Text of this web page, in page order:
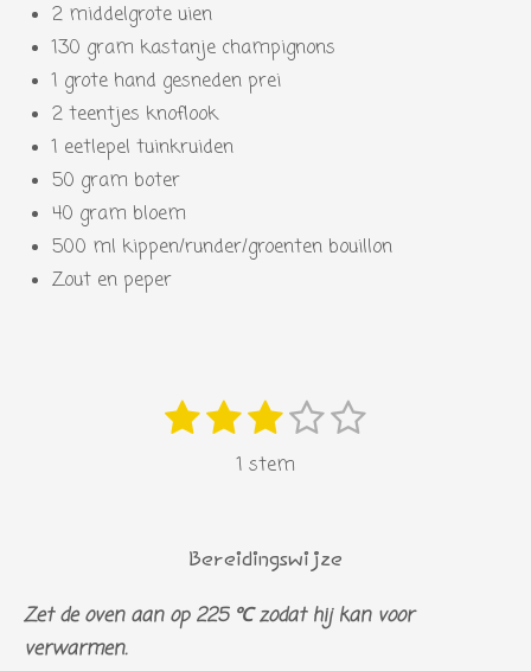
2 middelgrote uien
130 gram kastanje champignons
1 grote hand gesneden prei
2 teentjes knoflook
1 eetlepel tuinkruiden
50 gram boter
40 gram bloem
500 ml kippen/runder/groenten bouillon
Zout en peper
:
3
1 2
r
r
3
s
r
r
4
s
r
r
5
r
r
e
1 stem
Bereidingswijze
Zet de oven aan op 225 ℃ zodat hij kan voor
verwarmen.